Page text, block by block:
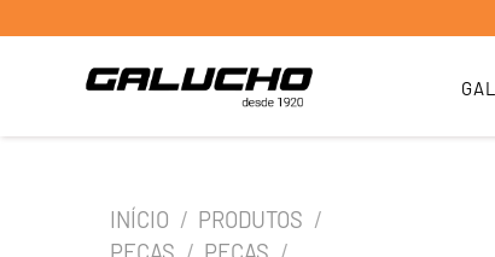
INÍCIO / PRODUTOS /